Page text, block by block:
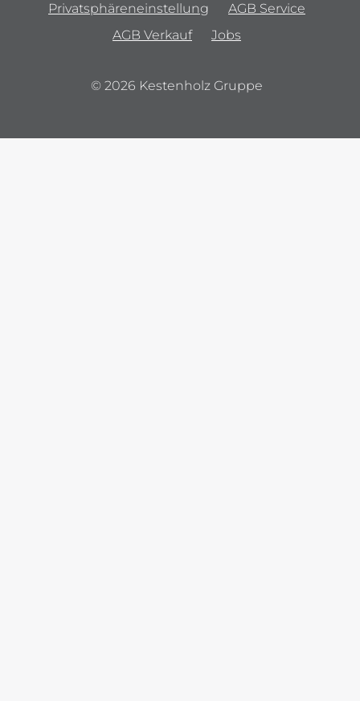
Privatsphäreneinstellung
AGB Service
AGB Verkauf
Jobs
© 2026 Kestenholz Gruppe